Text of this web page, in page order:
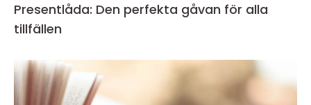
Presentlåda: Den perfekta gåvan för alla
tillfällen